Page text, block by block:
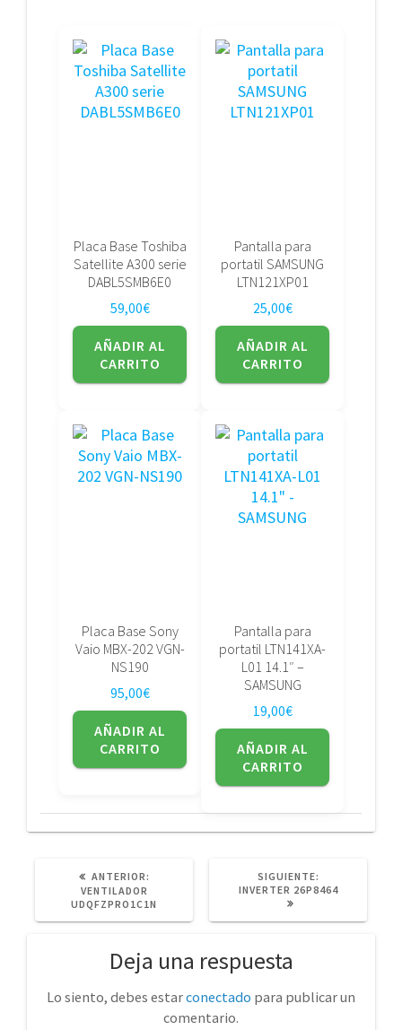
Placa Base Toshiba
Satellite A300 serie
DABL5SMB6E0
59,00€
AÑADIR AL
CARRITO
Pantalla para
portatil SAMSUNG
LTN121XP01
25,00€
AÑADIR AL
CARRITO
Placa Base Sony
Vaio MBX-202 VGN-
NS190
95,00€
AÑADIR AL
CARRITO
Pantalla para
portatil LTN141XA-
L01 14.1″ –
SAMSUNG
19,00€
AÑADIR AL
CARRITO
ANTERIOR:
VENTILADOR
UDQFZPRO1C1N
SIGUIENTE:
POST:
INVERTER 26P8464
Deja una respuesta
Lo siento, debes estarconectado para publicar un
comentario.